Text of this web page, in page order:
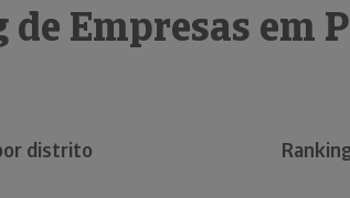
Empresas em
distrito